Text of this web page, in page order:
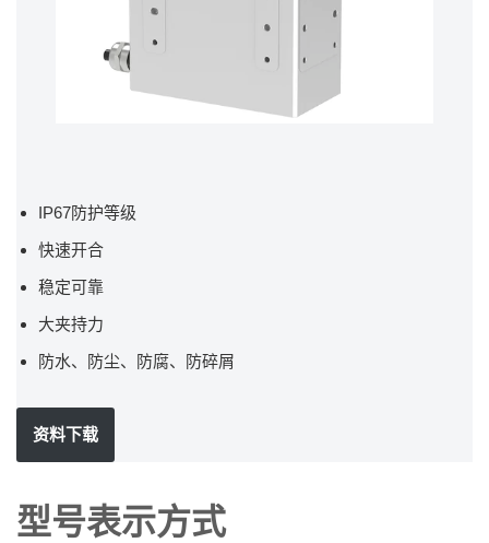
IP67防护等级
快速开合
稳定可靠
大夹持力
防水、防尘、防腐、防碎屑
资料下载
型号表示方式